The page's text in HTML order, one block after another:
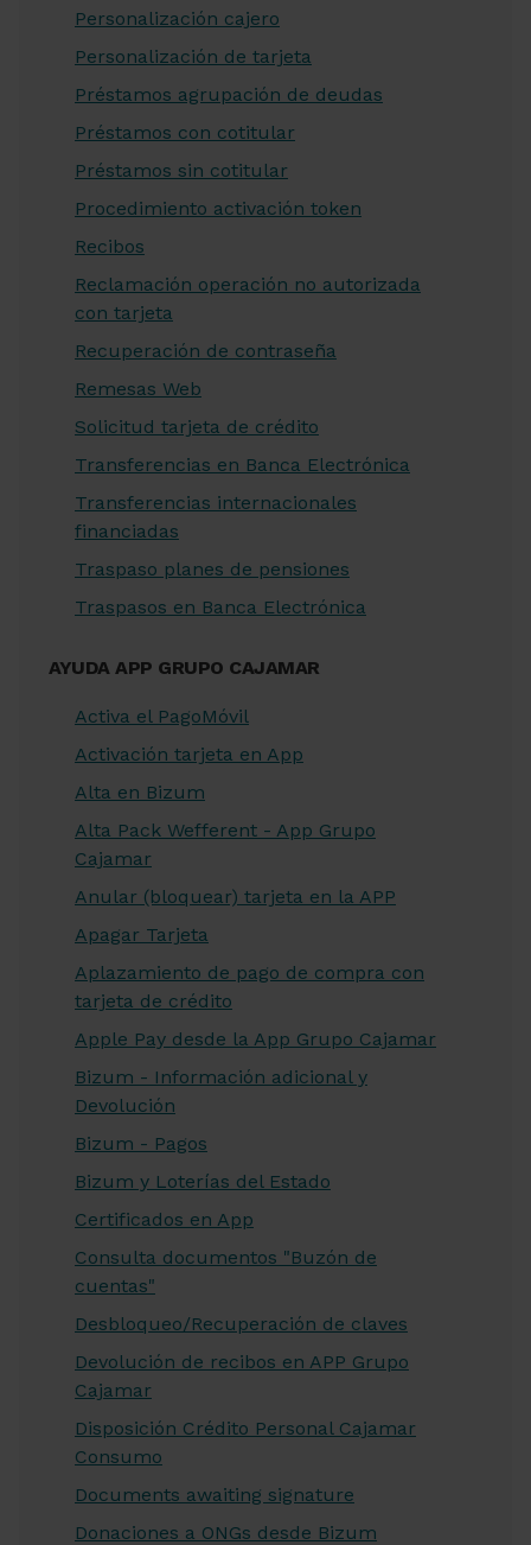
Personalización cajero
Personalización de tarjeta
Préstamos agrupación de deudas
Préstamos con cotitular
Préstamos sin cotitular
Procedimiento activación token
Recibos
Reclamación operación no autorizada
con tarjeta
Recuperación de contraseña
Remesas Web
Solicitud tarjeta de crédito
Transferencias en Banca Electrónica
Transferencias internacionales
financiadas
Traspaso planes de pensiones
Traspasos en Banca Electrónica
AYUDA APP GRUPO CAJAMAR
Activa el PagoMóvil
Activación tarjeta en App
Alta en Bizum
Alta Pack Wefferent - App Grupo
Cajamar
Anular (bloquear) tarjeta en la APP
Apagar Tarjeta
Aplazamiento de pago de compra con
tarjeta de crédito
Apple Pay desde la App Grupo Cajamar
Bizum - Información adicional y
Devolución
Bizum - Pagos
Bizum y Loterías del Estado
Certificados en App
Consulta documentos "Buzón de
cuentas"
Desbloqueo/Recuperación de claves
Devolución de recibos en APP Grupo
Cajamar
Disposición Crédito Personal Cajamar
Consumo
Documents awaiting signature
Donaciones a ONGs desde Bizum